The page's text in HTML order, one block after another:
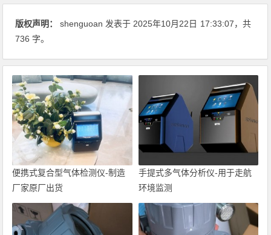
版权声明： shenguoan 发表于 2025年10月22日 17:33:07，共
736 字。
便携式复合型气体检测仪-制造
厂家原厂出货
手提式多气体分析仪-用于走航
环境监测